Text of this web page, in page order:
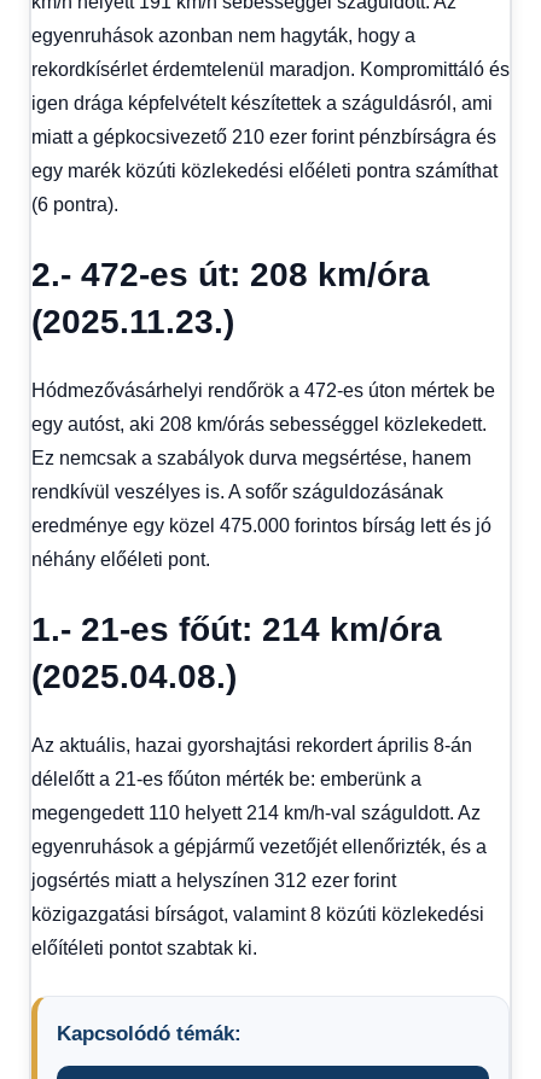
egyenruhások azonban nem hagyták, hogy a
rekordkísérlet érdemtelenül maradjon. Kompromittáló és
igen drága képfelvételt készítettek a száguldásról, ami
miatt a gépkocsivezető 210 ezer forint pénzbírságra és
egy marék közúti közlekedési előéleti pontra számíthat
(6 pontra).
2.- 472-es út: 208 km/óra
(2025.11.23.)
Hódmezővásárhelyi rendőrök a 472-es úton mértek be
egy autóst, aki 208 km/órás sebességgel közlekedett.
Ez nemcsak a szabályok durva megsértése, hanem
rendkívül veszélyes is. A sofőr száguldozásának
eredménye egy közel 475.000 forintos bírság lett és jó
néhány előéleti pont.
1.- 21-es főút: 214 km/óra
(2025.04.08.)
Az aktuális, hazai gyorshajtási rekordert április 8-án
délelőtt a 21-es főúton mérték be: emberünk a
megengedett 110 helyett 214 km/h-val száguldott. Az
egyenruhások a gépjármű vezetőjét ellenőrizték, és a
jogsértés miatt a helyszínen 312 ezer forint
közigazgatási bírságot, valamint 8 közúti közlekedési
előítéleti pontot szabtak ki.
Kapcsolódó témák: